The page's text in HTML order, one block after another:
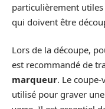
particulièrement
qui doivent être
Lors de la découpe,
est recommandé de
marqueur. Le
utilisé pour graver